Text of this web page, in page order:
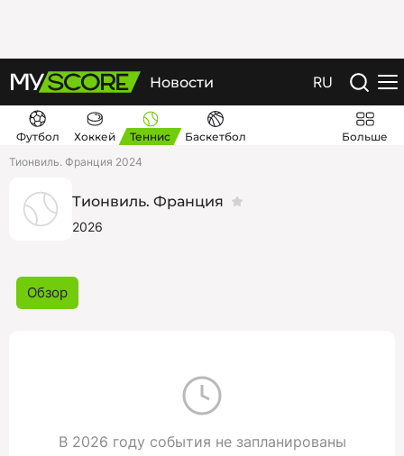
Новости RU
Футбол Хоккей Теннис Баскетбол
Больше
Тионвиль. Франция 2024
Тионвиль. Франция
2026
Обзор
В 2026 году события не запланированы